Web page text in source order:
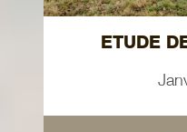
ETUDE